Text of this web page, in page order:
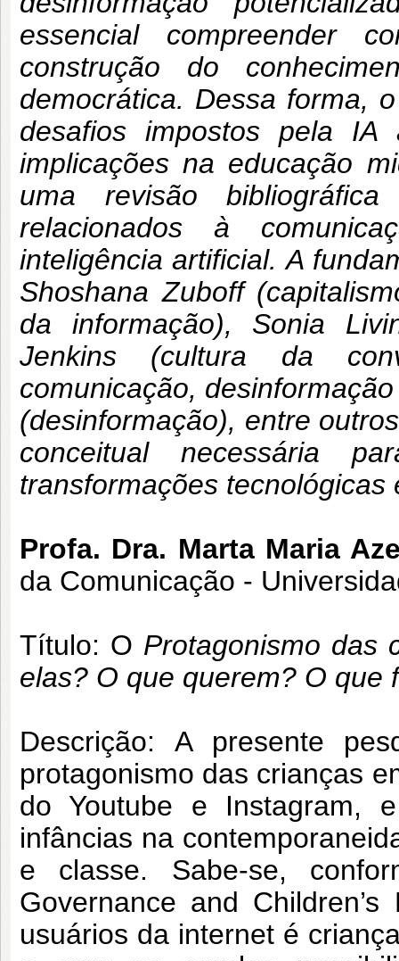
essencial compreender
construção do
democrática. Dessa forma,
desafios impostos pela
implicações na educação
uma revisão bibliográfica
relacionados à
inteligência artificial. A
Shoshana Zuboff
da informação), Sonia
Jenkins (cultura da
comunicação,
(desinformação), entre
conceitual necessária
transformações
Profa. Dra. Marta Maria
da Comunicação -
Título: O Protagonismo das
elas? O que querem? O que
Descrição:A presente
protagonismo das crianças
do Youtube e Instagram,
infâncias na
e classe. Sabe-se,
Governance and
usuários da internet é